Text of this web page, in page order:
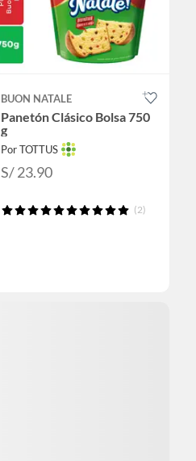
BUON NATALE
Panetón Clásico Bolsa 750
g
Por TOTTUS
S/ 23.90
(2)